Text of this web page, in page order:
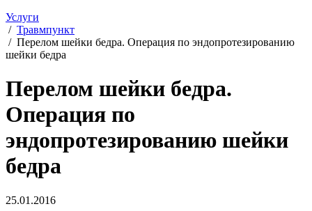
Услуги
/ Травмпункт
/ Перелом шейки бедра. Операция по эндопротезированию
шейки бедра
Перелом шейки бедра.
Операция по
эндопротезированию шейки
бедра
25.01.2016